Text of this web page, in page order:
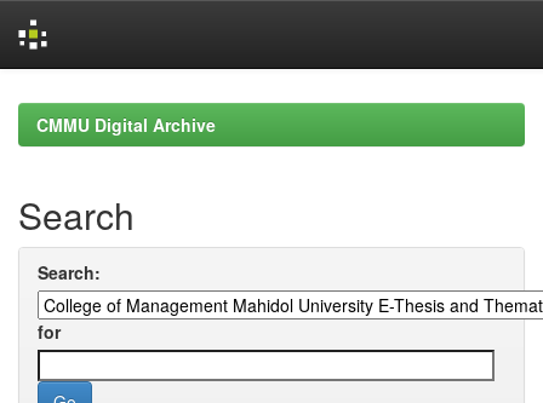
navigationCMMU Digital Archive
Search
Search:
for